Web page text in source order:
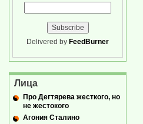
Delivered by FeedBurner
Лица
Про Дегтярева жесткого, но
не жестокого
Агония Сталино